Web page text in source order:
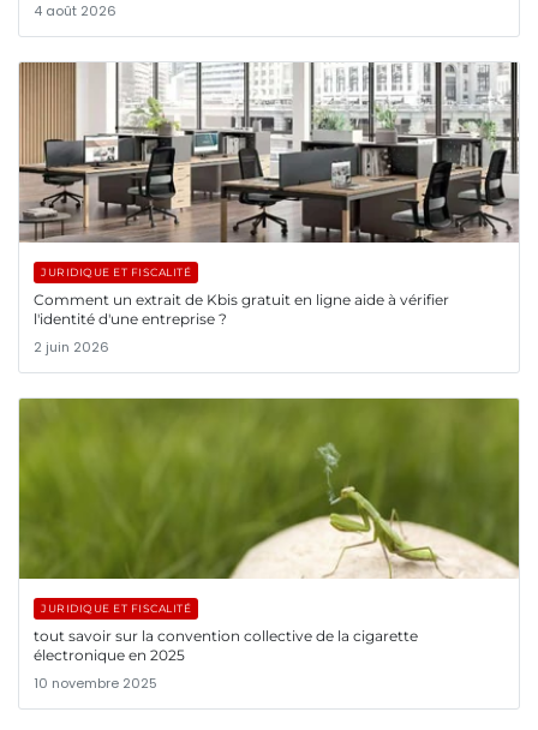
4 août 2026
JURIDIQUE ET FISCALITÉ
Comment un extrait de Kbis gratuit en ligne aide à vérifier
l'identité d'une entreprise ?
2 juin 2026
JURIDIQUE ET FISCALITÉ
tout savoir sur la convention collective de la cigarette
électronique en 2025
10 novembre 2025